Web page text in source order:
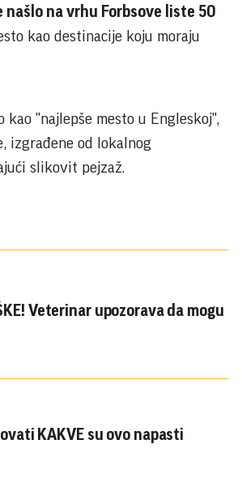
našlo na vrhu Forbsove liste 50
kao destinacije koju moraju
"najlepše mesto u Engleskoj",
izgrađene od lokalnog
slikovit pejzaž.
Veterinar upozorava da mogu
KAKVE su ovo napasti